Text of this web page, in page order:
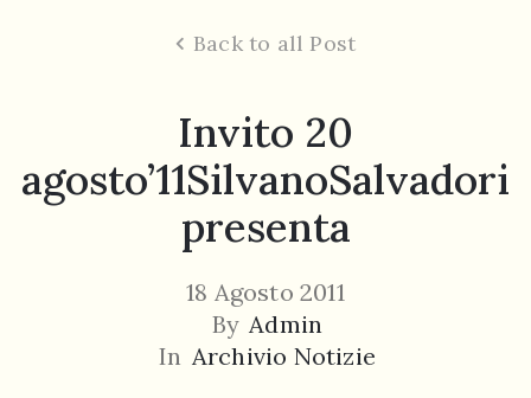
Curiosità
Back to all Post
Invito 20
agosto’11SilvanoSalvadori
presenta
18 Agosto 2011
By Admin
In Archivio Notizie